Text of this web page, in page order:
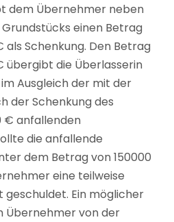
dem Übernehmer neben
einen Betrag
als Schenkung. Den Betrag
übergibt die Überlasserin
Ausgleich der mit der
der Schenkung des
€ anfallenden
die anfallende
dem Betrag von 150000
eine teilweise
Ein möglicher
Übernehmer von der